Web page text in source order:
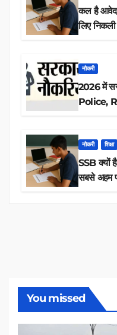
कल है
लिए
नौकरी
2026 में
Police,
नौकरी शिक्षा
SSB क्यों
सबसे अहम
You missed